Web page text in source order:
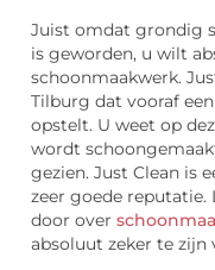
Juist omdat grondig
is geworden, u wilt
schoonmaakwerk.
Tilburg dat vooraf
opstelt. U weet op
wordt
gezien. Just Clean is
zeer goede reputatie.
door over
absoluut zeker te zijn